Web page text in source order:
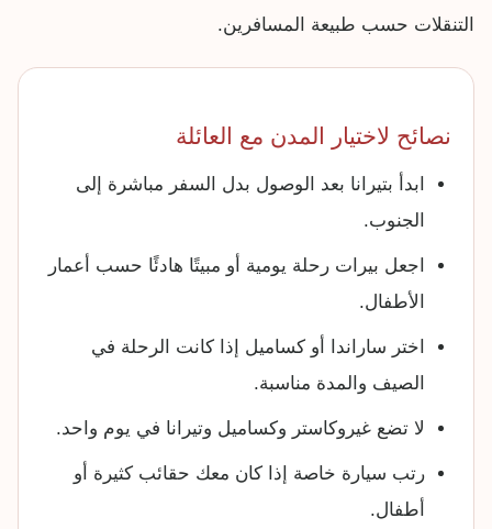
التنقلات حسب طبيعة المسافرين.
نصائح لاختيار المدن مع العائلة
ابدأ بتيرانا بعد الوصول بدل السفر مباشرة إلى
الجنوب.
اجعل بيرات رحلة يومية أو مبيتًا هادئًا حسب أعمار
الأطفال.
اختر ساراندا أو كساميل إذا كانت الرحلة في
الصيف والمدة مناسبة.
لا تضع غيروكاستر وكساميل وتيرانا في يوم واحد.
رتب سيارة خاصة إذا كان معك حقائب كثيرة أو
أطفال.